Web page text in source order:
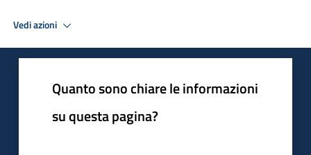
Vedi azioni
Quanto sono chiare le informazioni
su questa pagina?